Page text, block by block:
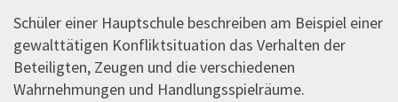
Schüler einer Hauptschule beschreiben am Beispiel einer
gewalttätigen Konfliktsituation das Verhalten der
Beteiligten, Zeugen und die verschiedenen
Wahrnehmungen und Handlungsspielräume.